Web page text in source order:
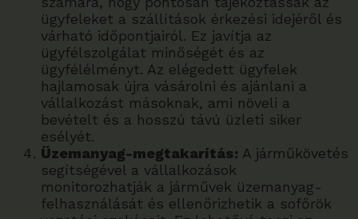
ügyfeleket a szállítások érkezési idejéről és
várható időpontjairól. Ez javítja az
ügyfélszolgálat minőségét és az
ügyfélélményt. Az elégedett ügyfelek
hajlamosak újra vásárolni és ajánlani a
vállalkozást másoknak, ami növeli a
bevételt és a hosszú távú üzleti siker
esélyét.
Üzemanyag-megtakarítás: A járműkövetés
segítségével a vállalkozások
monitorozhatják a járművek üzemanyag-
felhasználását és ellenőrizhetik a sofőrök